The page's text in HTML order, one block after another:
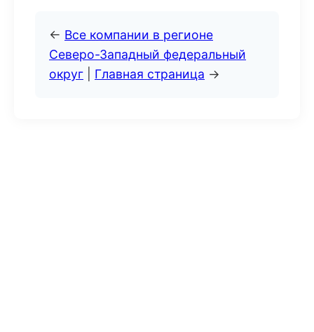
← Все компании в регионе
Северо-Западный федеральный
округ
Главная страница →